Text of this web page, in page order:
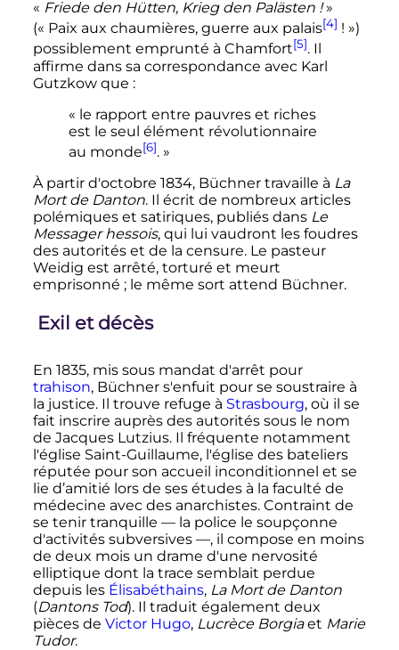
« Friede den Hütten, Krieg den Palästen ! »
(« Paix aux chaumières, guerre aux palais[4] ! »)
possiblement emprunté à Chamfort[5]. Il
affirme dans sa correspondance avec Karl
Gutzkow que :
« le rapport entre pauvres et riches
est le seul élément révolutionnaire
au monde[6]. »
À partir d'octobre 1834, Büchner travaille à La
Mort de Danton. Il écrit de nombreux articles
polémiques et satiriques, publiés dans Le
Messager hessois, qui lui vaudront les foudres
des autorités et de la censure. Le pasteur
Weidig est arrêté, torturé et meurt
emprisonné ; le même sort attend Büchner.
Exil et décès
En 1835, mis sous mandat d'arrêt pour
trahison, Büchner s'enfuit pour se soustraire à
la justice. Il trouve refuge à Strasbourg, où il se
fait inscrire auprès des autorités sous le nom
de Jacques Lutzius. Il fréquente notamment
l'église Saint-Guillaume, l'église des bateliers
réputée pour son accueil inconditionnel et se
lie d’amitié lors de ses études à la faculté de
médecine avec des anarchistes. Contraint de
se tenir tranquille — la police le soupçonne
d'activités subversives —, il compose en moins
de deux mois un drame d'une nervosité
elliptique dont la trace semblait perdue
depuis les Élisabéthains, La Mort de Danton
(Dantons Tod). Il traduit également deux
pièces de Victor Hugo, Lucrèce Borgiaet Marie
Tudor.